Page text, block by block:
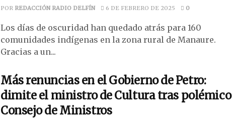
POR REDACCIÓN RADIO DELFÍN 6 DE FEBRERO DE 2025 0
Los días de oscuridad han quedado atrás para 160
comunidades indígenas en la zona rural de Manaure.
Gracias a un...
Más renuncias en el Gobierno de Petro:
dimite el ministro de Cultura tras polémico
Consejo de Ministros